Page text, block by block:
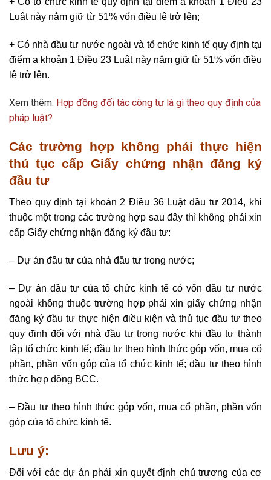
Luật này nắm giữ từ 51% vốn điều lệ trở lên;
+ Có nhà đầu tư nước ngoài và tổ chức kinh tế quy định tại
điểm a khoản 1 Điều 23 Luật này nắm giữ từ 51% vốn điều
lệ trở lên.
Xem thêm: Hợp đồng đối tác công tư là gì theo quy định của
pháp luật?
Các trường hợp không phải thực hiện
thủ tục cấp Giấy chứng nhận đăng ký
đầu tư
Theo quy định tại khoản 2 Điều 36 Luật đầu tư 2014, khi
thuộc một trong các trường hợp sau đây thì không phải xin
cấp Giấy chứng nhận đăng ký đầu tư:
– Dự án đầu tư của nhà đầu tư trong nước;
– Dự án đầu tư của tổ chức kinh tế có vốn đầu tư nước
ngoài không thuộc trường hợp phải xin giấy chứng nhận
đăng ký đầu tư thực hiện điều kiện và thủ tục đầu tư theo
quy định đối với nhà đầu tư trong nước khi đầu tư thành
lập tổ chức kinh tế; đầu tư theo hình thức góp vốn, mua cổ
phần, phần vốn góp của tổ chức kinh tế; đầu tư theo hình
thức hợp đồng BCC.
– Đầu tư theo hình thức góp vốn, mua cổ phần, phần vốn
góp của tổ chức kinh tế.
Lưu ý:
Đối với các dự án phải xin quyết định chủ trương của cơ